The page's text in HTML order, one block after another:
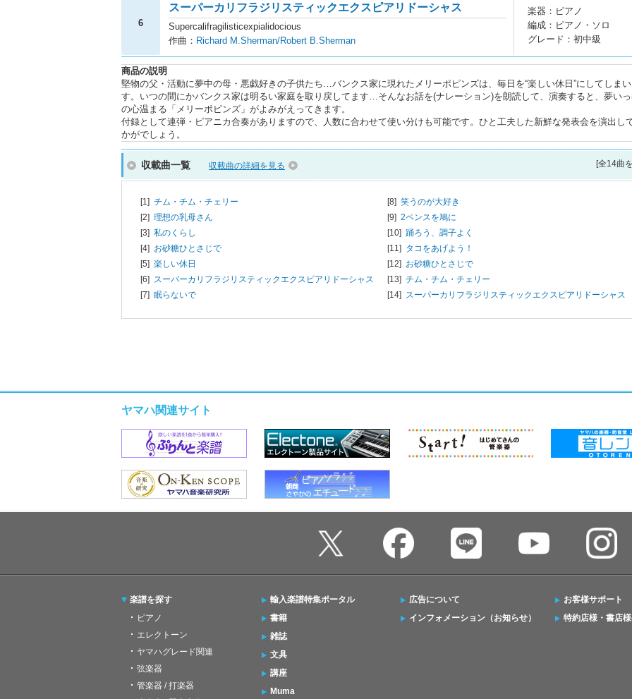
6
スーパーカリフラジリスティックエクスピアリドーシャス
Supercalifragilisticexpialidocious
作曲： Richard M.Sherman/Robert B.Sherman
楽器：ピアノ
編成：ピアノ・ソロ
グレード：初中級
商品の説明
堅物の父・活動に夢中の母・悪戯好きの子供たち…バンクス家に現れたメリーポピンズは、毎日を“楽しい休日”にしてしまい
す。いつの間にかバンクス家は明るい家庭を取り戻してます…そんなお話を(ナレーション)を朗読して、演奏すると、夢い
の心温まる「メリーポピンズ」がよみがえってきます。
付録として連弾・ピアニカ合奏がありますので、人数に合わせて使い分けも可能です。ひと工夫した新鮮な発表会を演出し
かがでしょう。
収載曲一覧 収載曲の詳細を見る [全14曲
[1] チム・チム・チェリー
[2] 理想の乳母さん
[3] 私のくらし
[4] お砂糖ひとさじで
[5] 楽しい休日
[6] スーパーカリフラジリスティックエクスピアリドーシャス
[7] 眠らないで
[8] 笑うのが大好き
[9] 2ペンスを鳩に
[10] 踊ろう、調子よく
[11] タコをあげよう！
[12] お砂糖ひとさじで
[13] チム・チム・チェリー
[14] スーパーカリフラジリスティックエクスピアリドーシャス
ヤマハ関連サイト
楽譜を探す
ピアノ
エレクトーン
ヤマハグレード関連
弦楽器
管楽器 / 打楽器
輸入楽譜特集ポータル
書籍
雑誌
文具
講座
Muma
広告について
インフォメーション（お知らせ）
お客様サポート
特約店様・書店